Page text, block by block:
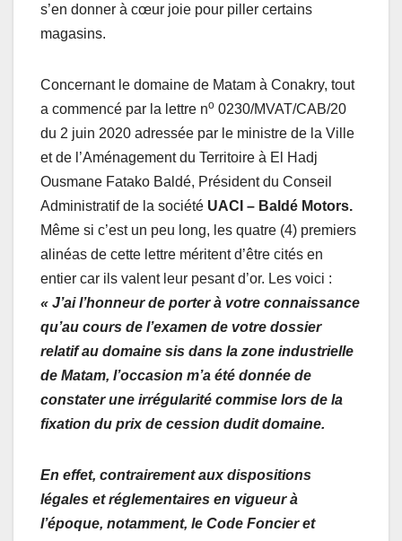
s’en donner à cœur joie pour piller certains
magasins.
Concernant le domaine de Matam à Conakry, tout
a commencé par la lettre no 0230/MVAT/CAB/20
du 2 juin 2020 adressée par le ministre de la Ville
et de l’Aménagement du Territoire à El Hadj
Ousmane Fatako Baldé, Président du Conseil
Administratif de la société UACI – Baldé Motors.
Même si c’est un peu long, les quatre (4) premiers
alinéas de cette lettre méritent d’être cités en
entier car ils valent leur pesant d’or. Les voici :
« J’ai l’honneur de porter à votre connaissance
qu’au cours de l’examen de votre dossier
relatif au domaine sis dans la zone industrielle
de Matam, l’occasion m’a été donnée de
constater une irrégularité commise lors de la
fixation du prix de cession dudit domaine.
En effet, contrairement aux dispositions
légales et réglementaires en vigueur à
l’époque, notamment, le Code Foncier et